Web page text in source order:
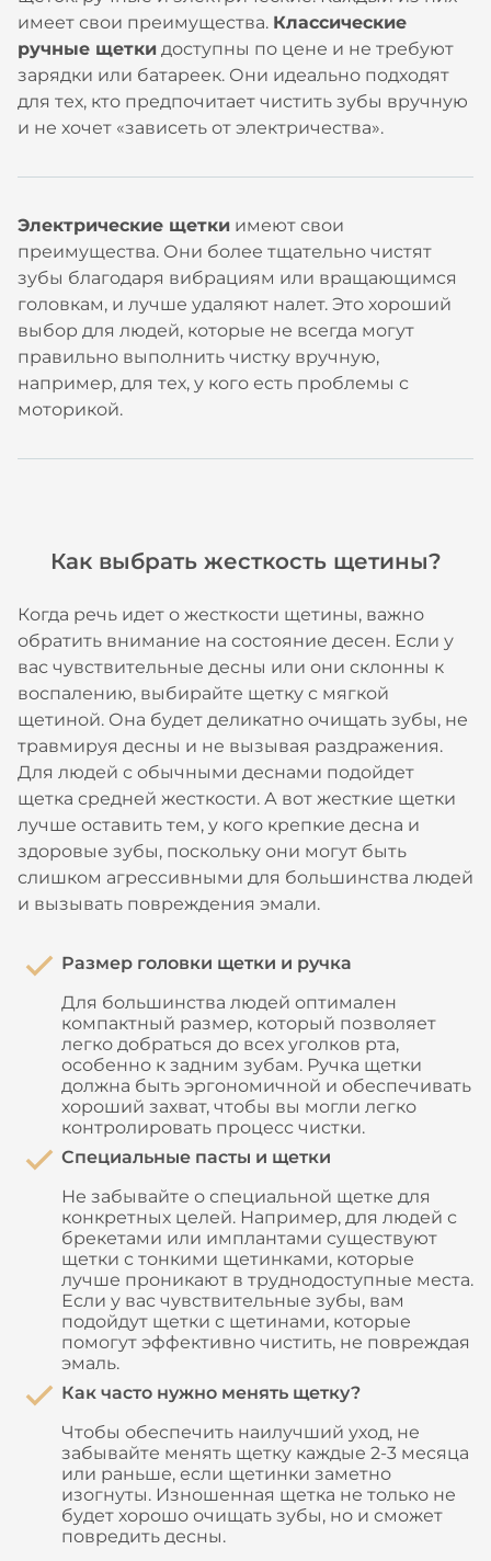
имеет свои преимущества. Классические
ручные щетки доступны по цене и не требуют
зарядки или батареек. Они идеально подходят
для тех, кто предпочитает чистить зубы вручную
и не хочет «зависеть от электричества».
Электрические щетки имеют свои
преимущества. Они более тщательно чистят
зубы благодаря вибрациям или вращающимся
головкам, и лучше удаляют налет. Это хороший
выбор для людей, которые не всегда могут
правильно выполнить чистку вручную,
например, для тех, у кого есть проблемы с
моторикой.
Как выбрать жесткость щетины?
Когда речь идет о жесткости щетины, важно
обратить внимание на состояние десен. Если у
вас чувствительные десны или они склонны к
воспалению, выбирайте щетку с мягкой
щетиной. Она будет деликатно очищать зубы, не
травмируя десны и не вызывая раздражения.
Для людей с обычными деснами подойдет
щетка средней жесткости. А вот жесткие щетки
лучше оставить тем, у кого крепкие десна и
здоровые зубы, поскольку они могут быть
слишком агрессивными для большинства людей
и вызывать повреждения эмали.
Размер головки щетки и ручка
Для большинства людей оптимален
компактный размер, который позволяет
легко добраться до всех уголков рта,
особенно к задним зубам. Ручка щетки
должна быть эргономичной и обеспечивать
хороший захват, чтобы вы могли легко
контролировать процесс чистки.
Специальные пасты и щетки
Не забывайте о специальной щетке для
конкретных целей. Например, для людей с
брекетами или имплантами существуют
щетки с тонкими щетинками, которые
лучше проникают в труднодоступные места.
Если у вас чувствительные зубы, вам
подойдут щетки с щетинами, которые
помогут эффективно чистить, не повреждая
эмаль.
Как часто нужно менять щетку?
Чтобы обеспечить наилучший уход, не
забывайте менять щетку каждые 2-3 месяца
или раньше, если щетинки заметно
изогнуты. Изношенная щетка не только не
будет хорошо очищать зубы, но и сможет
повредить десны.